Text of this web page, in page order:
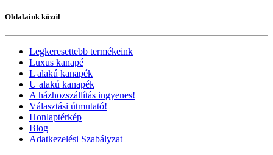
Oldalaink közül
Legkeresettebb termékeink
Luxus kanapé
L alakú kanapék
U alakú kanapék
A házhozszállítás ingyenes!
Választási útmutató!
Honlaptérkép
Blog
Adatkezelési Szabályzat